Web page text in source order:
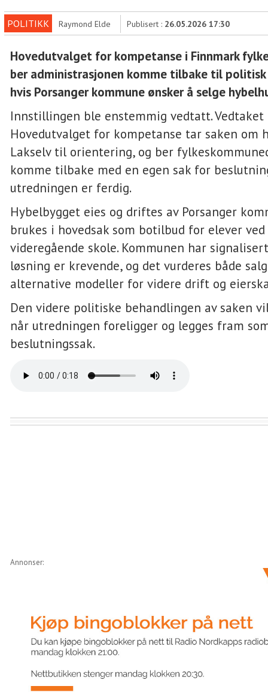
POLITIKK Raymond Elde Publisert : 26.05.2026 17:30
Hovedutvalget for kompetanse i Finnmark
ber administrasjonen komme tilbake til
hvis Porsanger kommune ønsker å selge
Innstillingen ble enstemmig vedtatt.
Hovedutvalget for kompetanse tar saken om
Lakselv til orientering, og ber
komme tilbake med en egen sak for
utredningen er ferdig.
Hybelbygget eies og driftes av Porsanger
brukes i hovedsak som botilbud for elever ved
videregående skole. Kommunen har
løsning er krevende, og det vurderes både
alternative modeller for videre drift og
Den videre politiske behandlingen av saken
når utredningen foreligger og legges fram
beslutningssak.
Annonser: